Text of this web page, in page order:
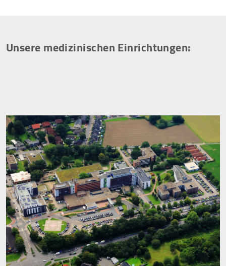
Unsere medizinischen Einrichtungen:
andere Technologien auf unserer Webseite ein. Es
werden IP-Adressen und Verkehrsdaten auch an
EXTERNE MEDIEN
Inhalte von Videoplattformen und Social Media
Plattformen werden standardmäßig blockiert.
Wenn Cookies von externen Medien akzeptiert
werden, bedarf der Zugriff auf diese Inhalte keiner
manuellen Zustimmung mehr.
YouTube
Vimeo